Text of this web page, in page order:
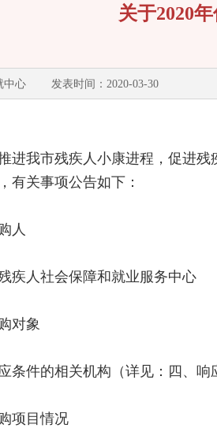
关于2020
中心 发表时间：2020-03-30
我市残疾人小康进程，促进残
有关事项公告如下：
人
人社会保障和就业服务中心
对象
件的相关机构（详见：四、响
目情况